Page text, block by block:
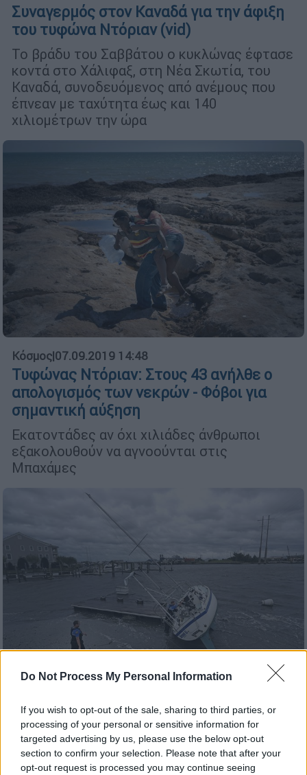
Do Not Process My Personal Information
If you wish to opt-out of the sale, sharing to third parties, or
processing of your personal or sensitive information for
targeted advertising by us, please use the below opt-out
section to confirm your selection. Please note that after your
opt-out request is processed you may continue seeing
Συναγερμός στον Καναδά για την άφιξη
του τυφώνα Ντόριαν (vid)
Το βράδυ του Σαββάτου ο κυκλώνας έφτασε
κοντά στο Χάλιφαξ, στη Νέα Σκωτία, του
Καναδά, συνοδευόμενος από ανέμους που
έπνεαν με ταχύτητα έως και 140
χιλιομέτρων την ώρα
Κόσμος|07.09.2019 14:48
Τυφώνας Ντόριαν: Στους 43 ανήλθε ο
απολογισμός των νεκρών - Φόβοι για
σημαντική αύξηση
Εκατοντάδες αν όχι χιλιάδες άνθρωποι
εξακολουθούν να αγνοούνται στις
Μπαχάμες
Κόσμος|06.09.2019 19:56
Τυφώνας Ντόριαν: Συνεχίζει το
καταστροφικό του έργο μετά τις
Μπαχάμες